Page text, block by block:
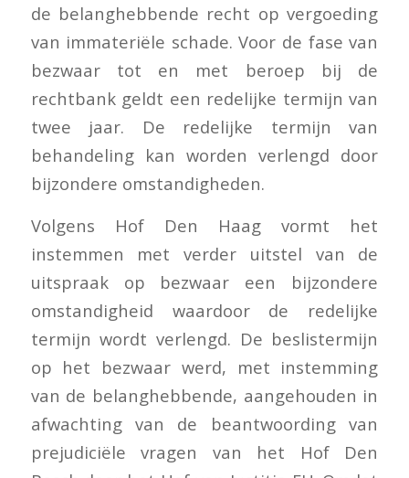
de belanghebbende recht op vergoeding
van immateriële schade. Voor de fase van
bezwaar tot en met beroep bij de
rechtbank geldt een redelijke termijn van
twee jaar. De redelijke termijn van
behandeling kan worden verlengd door
bijzondere omstandigheden.
Volgens Hof Den Haag vormt het
instemmen met verder uitstel van de
uitspraak op bezwaar een bijzondere
omstandigheid waardoor de redelijke
termijn wordt verlengd. De beslistermijn
op het bezwaar werd, met instemming
van de belanghebbende, aangehouden in
afwachting van de beantwoording van
prejudiciële vragen van het Hof Den